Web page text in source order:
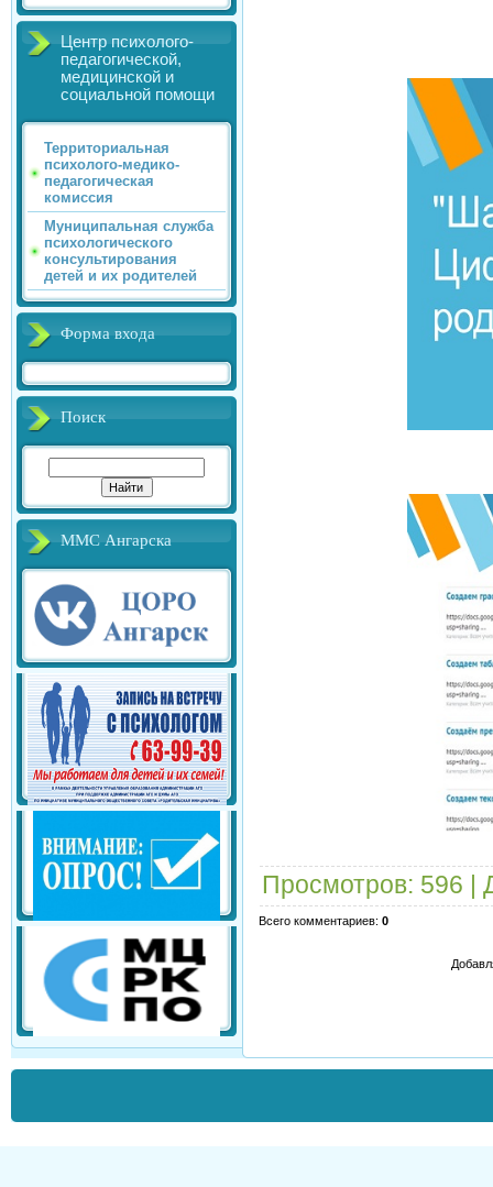
Центр психолого-
педагогической,
медицинской и
социальной помощи
Территориальная
психолого-медико-
педагогическая
комиссия
Муниципальная служба
психологического
консультирования
детей и их родителей
Форма входа
Поиск
ММС Ангарска
Просмотров: 596 |
Всего комментариев: 0